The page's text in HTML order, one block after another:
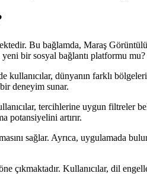
Bu bağlamda, Maraş
yeni bir sosyal bağlantı platformu mu?
dünyanın farklı
deneyim sunar.
tercihlerine uygun filtreler
potansiyelini artırır.
sağlar. Ayrıca, uygulamada
çıkmaktadır. Kullanıcılar, dil